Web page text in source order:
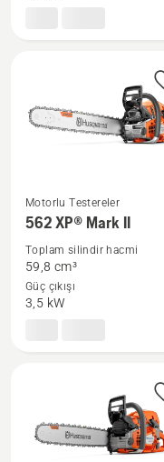
562 XP®
Mark
hakkında
daha
Motorlu Testereler
562 XP® Mark II
Toplam silindir hacmi
59,8 cm³
Güç çıkışı
3,5 kW